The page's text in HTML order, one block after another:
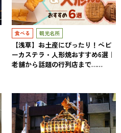
食べる 観光名所
【浅草】お土産にぴったり！ベビ
ーカステラ・人形焼おすすめ6選｜
老舗から話題の行列店まで……